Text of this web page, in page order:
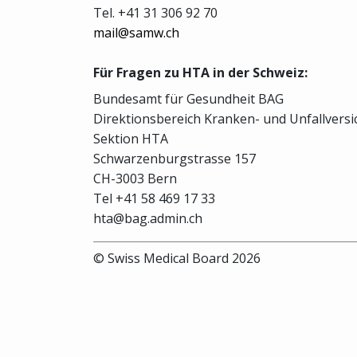
Tel. +41 31 306 92 70
mail@samw.ch
Für Fragen zu HTA in der Schweiz:
Bundesamt für Gesundheit BAG
Direktionsbereich Kranken- und
Sektion HTA
Schwarzenburgstrasse 157
CH-3003 Bern
Tel +41 58 469 17 33
hta@bag.admin.ch
© Swiss Medical Board 2026